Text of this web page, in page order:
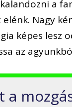
a
Nagy
képes lesz
az
a